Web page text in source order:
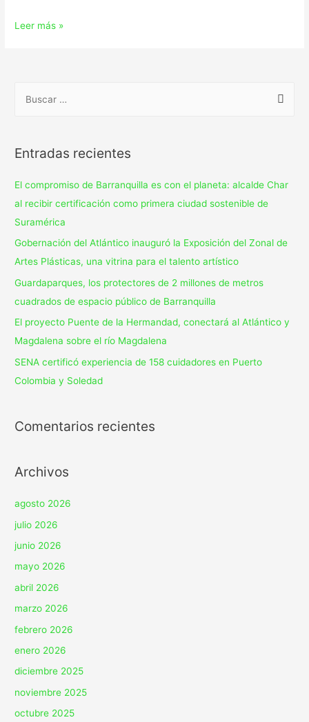
Leer más »
Entradas recientes
El compromiso de Barranquilla es con el planeta: alcalde Char
al recibir certificación como primera ciudad sostenible de
Suramérica
Gobernación del Atlántico inauguró la Exposición del Zonal de
Artes Plásticas, una vitrina para el talento artístico
Guardaparques, los protectores de 2 millones de metros
cuadrados de espacio público de Barranquilla
El proyecto Puente de la Hermandad, conectará al Atlántico y
Magdalena sobre el río Magdalena
SENA certificó experiencia de 158 cuidadores en Puerto
Colombia y Soledad
Comentarios recientes
Archivos
agosto 2026
julio 2026
junio 2026
mayo 2026
abril 2026
marzo 2026
febrero 2026
enero 2026
diciembre 2025
noviembre 2025
octubre 2025